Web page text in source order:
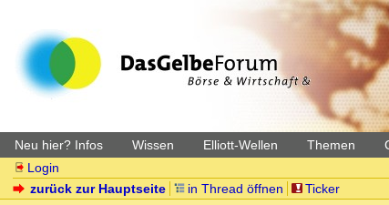
Neu hier? Infos Wissen Elliott-Wellen Themen
Login
zurück zur Hauptseite
in Thread öffnen Ticker